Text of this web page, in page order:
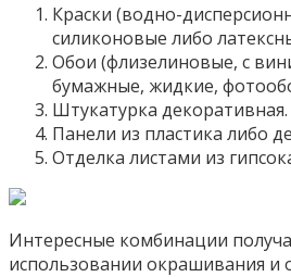
Краски (водно-
силиконовые либо
Обои (флизелиновые, с
бумажные, жидкие,
Штукатурка декоративная.
Панели из пластика либо
Отделка листами из
Интересные комбинации
использовании окрашивания и